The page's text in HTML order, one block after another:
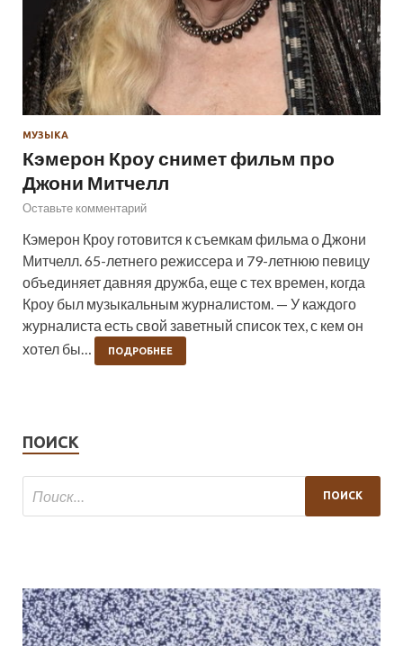
МУЗЫКА
Кэмерон Кроу снимет фильм про
Джони Митчелл
Оставьте комментарий
Кэмерон Кроу готовится к съемкам фильма о Джони
Митчелл. 65-летнего режиссера и 79-летнюю певицу
объединяет давняя дружба, еще с тех времен, когда
Кроу был музыкальным журналистом. — У каждого
журналиста есть свой заветный список тех, с кем он
хотел бы…
ПОДРОБНЕЕ
ПОИСК